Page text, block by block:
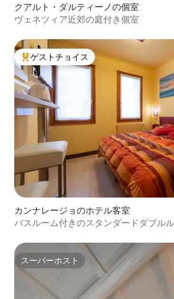
クアルト・ダルティーノの個室
ヴェネツィア近郊の庭付き個室
大好評のゲストチョイスです。
ゲストチョイス
カンナレージョのホテル客室
バスルーム付きのスタンダードダブル
スーパーホスト
スーパーホスト